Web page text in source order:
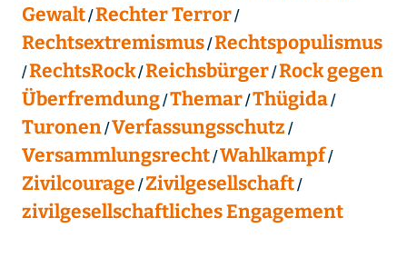
Gewalt Rechter Terror
Rechtsextremismus Rechtspopulismus
RechtsRock Reichsbürger Rock gegen
Überfremdung Themar Thügida
Turonen Verfassungsschutz
Versammlungsrecht Wahlkampf
Zivilcourage Zivilgesellschaft
zivilgesellschaftliches Engagement